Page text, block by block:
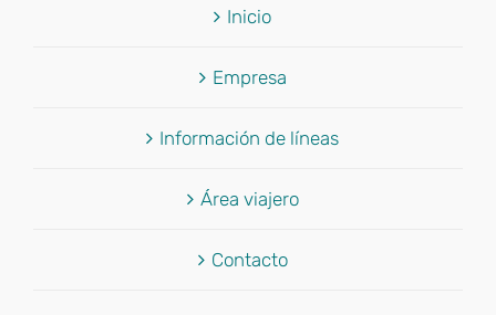
Inicio
Empresa
Información de líneas
Área viajero
Contacto